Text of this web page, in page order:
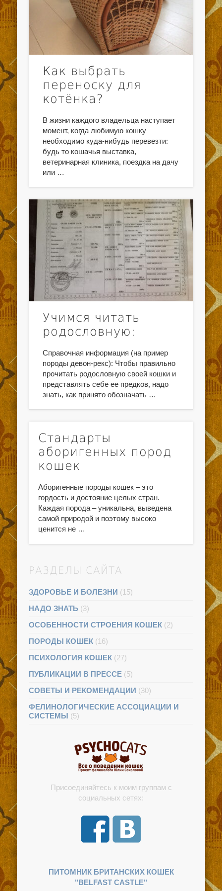
Как выбрать
переноску для
котёнка?
В жизни каждого владельца наступает
момент, когда любимую кошку
необходимо куда-нибудь перевезти:
будь то кошачья выставка,
ветеринарная клиника, поездка на дачу
или …
Учимся читать
родословную:
Справочная информация (на пример
породы девон-рекс): Чтобы правильно
прочитать родословную своей кошки и
представлять себе ее предков, надо
знать, как принято обозначать …
Стандарты
аборигенных пород
кошек
Аборигенные породы кошек – это
гордость и достояние целых стран.
Каждая порода – уникальна, выведена
самой природой и поэтому высоко
ценится не …
РАЗДЕЛЫ САЙТА
ЗДОРОВЬЕ И БОЛЕЗНИ (15)
НАДО ЗНАТЬ (3)
ОСОБЕННОСТИ СТРОЕНИЯ КОШЕК (2)
ПОРОДЫ КОШЕК (16)
ПСИХОЛОГИЯ КОШЕК (27)
ПУБЛИКАЦИИ В ПРЕССЕ (5)
СОВЕТЫ И РЕКОМЕНДАЦИИ (30)
ФЕЛИНОЛОГИЧЕСКИЕ АССОЦИАЦИИ И
СИСТЕМЫ (5)
Присоединяйтесь к моим группам с
социальных сетях:
ПИТОМНИК БРИТАНСКИХ КОШЕК
"BELFAST CASTLE"